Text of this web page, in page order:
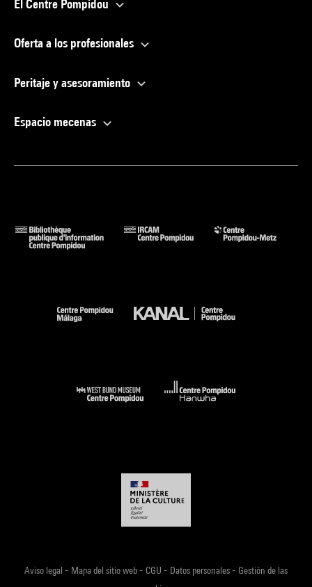
El Centre Pompidou
Oferta a los profesionales
Peritaje y asesoramiento
Espacio mecenas
Aviso legal - Mapa del sitio web- CGU - Datos personales- Gestión de las